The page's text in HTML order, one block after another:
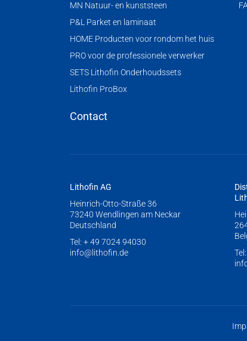
MN Natuur- en kunststeen
P&L Parket en laminaat
HOME Producten voor rondom het huis
PRO voor de professionele verwerker
SETS Lithofin Onderhoudssets
Lithofin ProBox
Contact
Lithofin AG
Heinrich-Otto-Straße 36
73240 Wendlingen am Neckar
Deutschland
Tel: + 49 7024 94030
info@lithofin.de
Tel: